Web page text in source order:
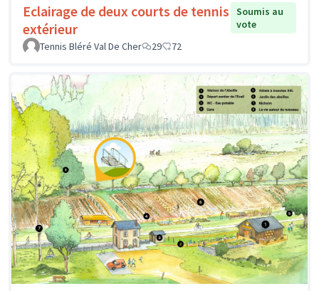
Eclairage de deux courts de tennis
extérieur
Soumis au
vote
Tennis Bléré Val De Cher
29 72